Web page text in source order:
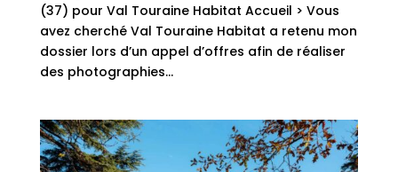
(37) pour Val Touraine Habitat Accueil > Vous
avez cherché Val Touraine Habitat a retenu mon
dossier lors d’un appel d’offres afin de réaliser
des photographies...